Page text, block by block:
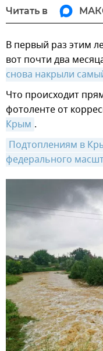
Читать в
В первый раз этим
вот почти два
снова накрыли
Что происходит
фотоленте от
Крым .
Подтоплениям в
федерального